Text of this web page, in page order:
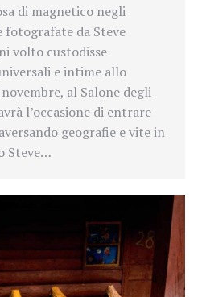
di magnetico negli
fotografate da Steve
volto custodisse
e intime allo
al Salone degli
l’occasione di entrare
geografie e vite in
Steve…